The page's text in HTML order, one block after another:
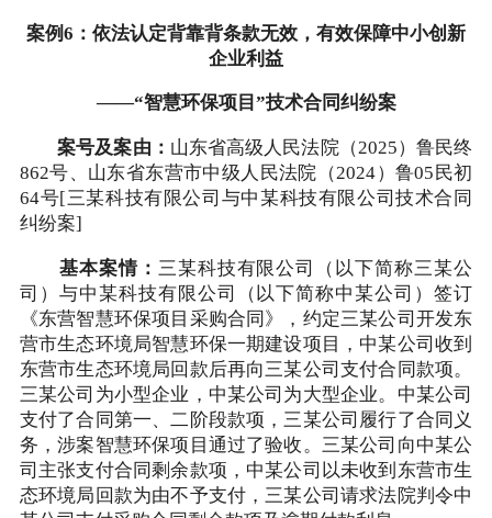
案例6：依法认定背靠背条款无效，有效保障中小创新
企业利益
——“智慧环保项目”技术合同纠纷案
案号及案由： 山东省高级人民法院（2025）鲁民终
862号、山东省东营市中级人民法院（2024）鲁05民初
64号[三某科技有限公司与中某科技有限公司技术合同
纠纷案]
基本案情： 三某科技有限公司（以下简称三某公
司）与中某科技有限公司（以下简称中某公司）签订
《东营智慧环保项目采购合同》，约定三某公司开发东
营市生态环境局智慧环保一期建设项目，中某公司收到
东营市生态环境局回款后再向三某公司支付合同款项。
三某公司为小型企业，中某公司为大型企业。中某公司
支付了合同第一、二阶段款项，三某公司履行了合同义
务，涉案智慧环保项目通过了验收。三某公司向中某公
司主张支付合同剩余款项，中某公司以未收到东营市生
态环境局回款为由不予支付，三某公司请求法院判令中